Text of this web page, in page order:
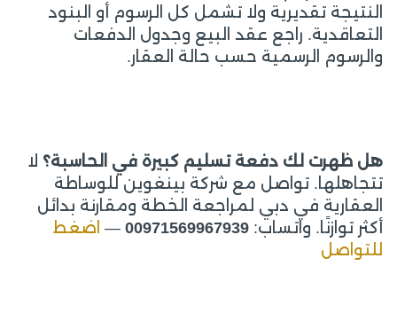
النتيجة تقديرية ولا تشمل كل الرسوم أو البنود
التعاقدية. راجع عقد البيع وجدول الدفعات
والرسوم الرسمية حسب حالة العقار.
هل ظهرت لك دفعة تسليم كبيرة في الحاسبة؟ لا
تتجاهلها. تواصل مع شركة بينغوين للوساطة
العقارية في دبي لمراجعة الخطة ومقارنة بدائل
أكثر توازنًا. واتساب: 00971569967939
— اضغط
للتواصل